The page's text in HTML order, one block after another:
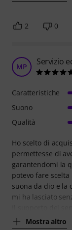
2 0
MP Servizio
Ho scelto di
permettesse di
garantendomi la
potevo fare
suona da dio e la
mi ha lasciato
Mostra altro
Caratteristiche
Suono
Qualità